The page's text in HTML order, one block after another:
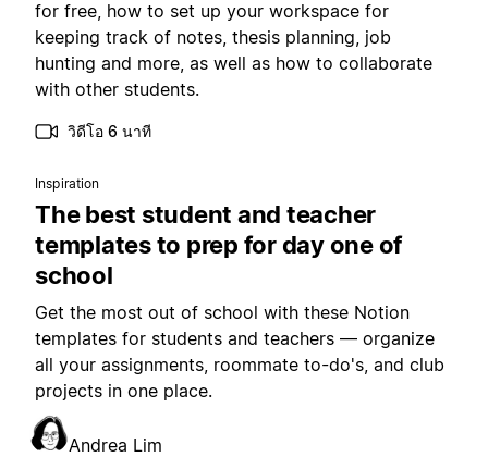
for free, how to set up your workspace for
keeping track of notes, thesis planning, job
hunting and more, as well as how to collaborate
with other students.
วิดีโอ 6 นาที
Inspiration
The best student and teacher
templates to prep for day one of
school
Get the most out of school with these Notion
templates for students and teachers — organize
all your assignments, roommate to-do's, and club
projects in one place.
Andrea Lim